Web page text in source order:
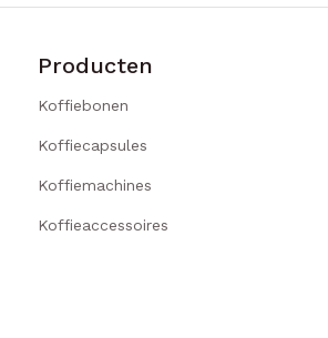
Producten
Koffiebonen
Koffiecapsules
Koffiemachines
Koffieaccessoires